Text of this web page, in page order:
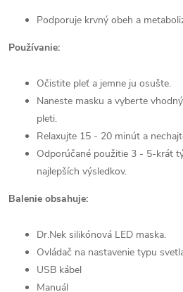
Podporuje krvný obeh a
Používanie:
Očistite pleť a jemne ju osušte.
Naneste masku a vyberte
pleti.
Relaxujte 15 - 20 minút a
Odporúčané použitie 3 - 5-krát
najlepších výsledkov.
Balenie obsahuje:
Dr.Nek silikónová LED maska.
Ovládač na nastavenie typu
USB kábel
Manuál